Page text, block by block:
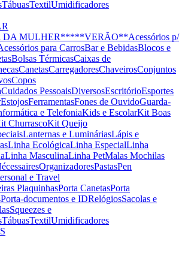
TábuasTextilUmidificadores
MULHER*****VERÃO**Acessórios p/
para CarrosBar e BebidasBlocos e
Bolsas TérmicasCaixas de
CanetasCarregadoresChaveirosConjuntos
Copos
Cuidados PessoaisDiversosEscritórioEsportes
EstojosFerramentasFones de OuvidoGuarda-
e TelefoniaKids e EscolarKit Boas
ChurrascoKit Queijo
Lanternas e LumináriasLápis e
Linha EcológicaLinha EspecialLinha
Linha MasculinaLinha PetMalas Mochilas
OrganizadoresPastasPen
e Travel
PlaquinhasPorta CanetasPorta
Porta-documentos e IDRelógiosSacolas e
Squeezes e
TábuasTextilUmidificadores